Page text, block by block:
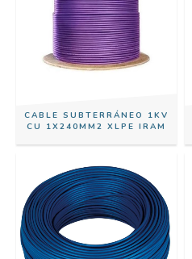
CABLE SUBTERRÁNEO 1KV
CU 1X240MM2 XLPE IRAM